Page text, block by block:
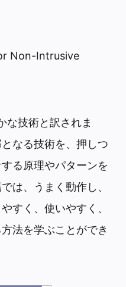
Non-Intrusive
技術と訳されま
なる技術を、押しつ
る原理やパターンを
は、うまく動作し、
すく、使いやすく、
法を学ぶことができ